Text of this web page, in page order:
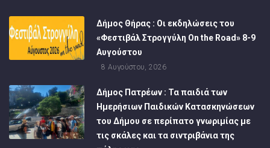
Δήμος Θήρας : Οι εκδηλώσεις του
«Φεστιβάλ Στρογγύλη On the Road» 8-9
Αυγούστου
8 Αυγούστου, 2026
Δήμος Πατρέων : Τα παιδιά των
Ημερήσιων Παιδικών Κατασκηνώσεων
του Δήμου σε περίπατο γνωριμίας με
τις σκάλες και τα σιντριβάνια της